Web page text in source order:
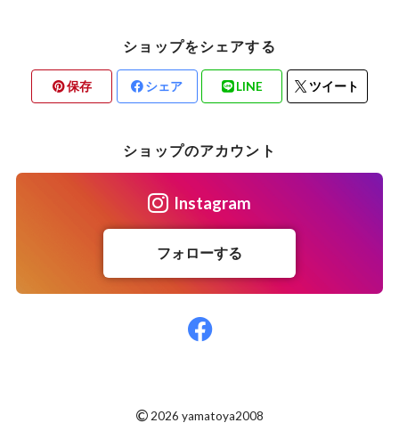
ショップをシェアする
保存 シェア LINE ツイート
ショップのアカウント
Instagram
フォローする
© 2026 yamatoya2008